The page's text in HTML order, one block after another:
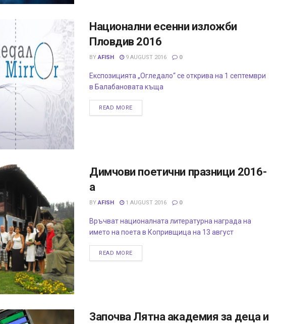
Национални есенни изложби
Пловдив 2016
BY AFISH 9 AUGUST 2016 0
Експозицията „Огледало“ се открива на 1 септември
в Балабановата къща
READ MORE
Димчови поетични празници 2016-
а
BY AFISH 1 AUGUST 2016 0
Връчват националната литературна награда на
името на поета в Копривщица на 13 август
READ MORE
Започва Лятна академия за деца и